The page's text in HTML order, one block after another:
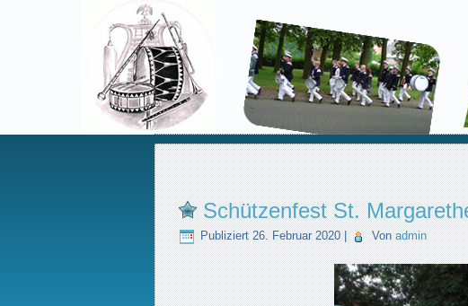
Schützenfest St.
Publiziert 26. Februar 2020| Von admin